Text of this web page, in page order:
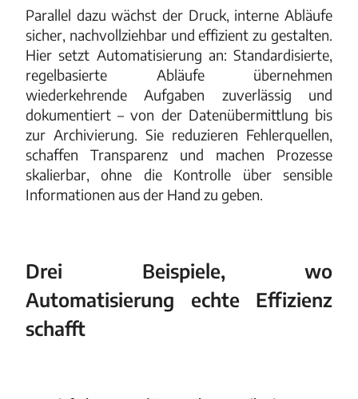
Parallel dazu wächst der Druck, interne Abläufe
sicher, nachvollziehbar und effizient zu gestalten.
Hier setzt Automatisierung an: Standardisierte,
regelbasierte Abläufe übernehmen
wiederkehrende Aufgaben zuverlässig und
dokumentiert – von der Datenübermittlung bis
zur Archivierung. Sie reduzieren Fehlerquellen,
schaffen Transparenz und machen Prozesse
skalierbar, ohne die Kontrolle über sensible
Informationen aus der Hand zu geben.
Drei Beispiele, wo
Automatisierung echte Effizienz
schafft